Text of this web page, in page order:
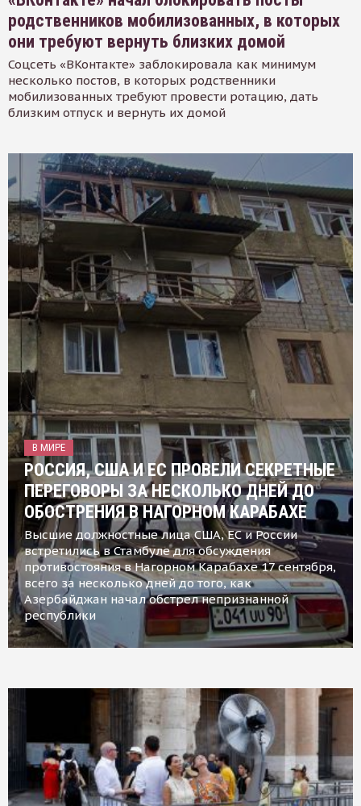
родственников мобилизованных, в которых
они требуют вернуть близких домой
Соцсеть «ВКонтакте» заблокировала как минимум
несколько постов, в которых родственники
мобилизованных требуют провести ротацию, дать
близким отпуск и вернуть их домой
В МИРЕ
РОССИЯ, США И ЕС ПРОВЕЛИ СЕКРЕТНЫЕ
ПЕРЕГОВОРЫ ЗА НЕСКОЛЬКО ДНЕЙ ДО
ОБОСТРЕНИЯ В НАГОРНОМ КАРАБАХЕ
Высшие должностные лица США, ЕС и России
встретились в Стамбуле для обсуждения
противостояния в Нагорном Карабахе 17 сентября,
всего за несколько дней до того, как
Азербайджан начал обстрел непризнанной
республики